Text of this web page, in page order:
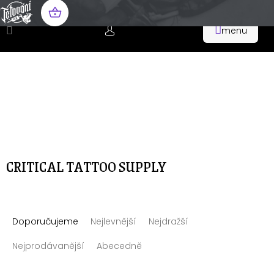
Přejít
na
obsah
NÁKUPNÍ
CRITICAL TATTOO SUPPLY
a
z
Doporučujeme Nejlevnější
Nejdražší
Nejprodávanější
Abecedně